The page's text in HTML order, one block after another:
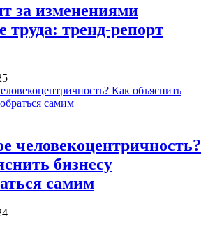
за изменениями
труда: тренд-репорт
человеко­центричность?
бизнесу
самим